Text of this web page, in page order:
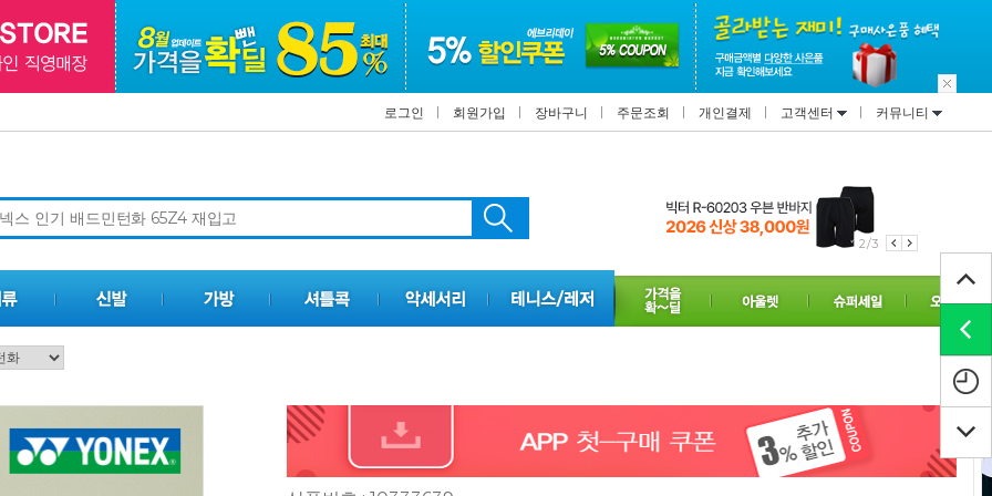
로그인 회원가입 장바구니 주문조회 개인결제 고객센터 커뮤니티
3/3